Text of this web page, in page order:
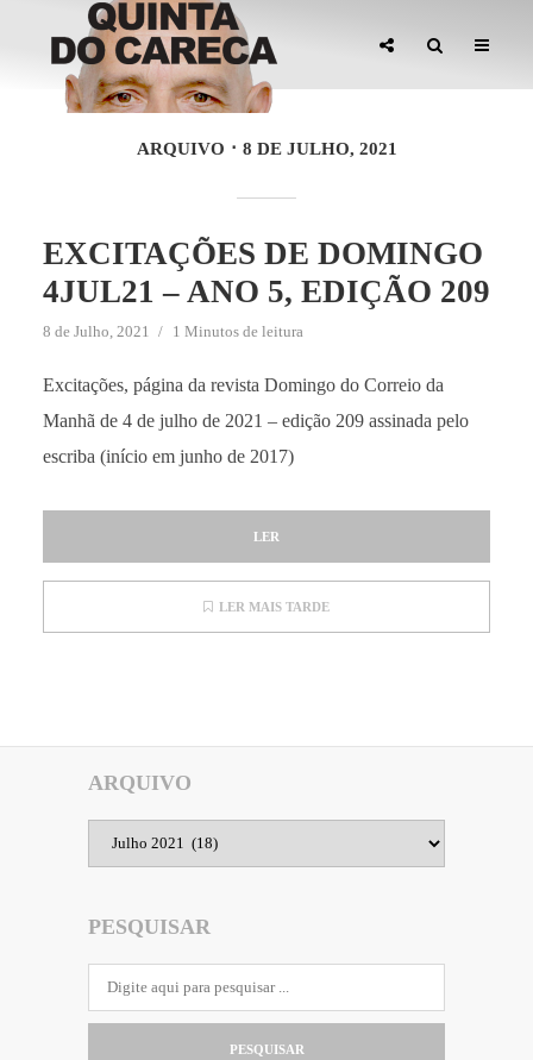
ARQUIVO 8 DE JULHO, 2021
EXCITAÇÕES DE DOMINGO
4JUL21 – ANO 5, EDIÇÃO 209
8 de Julho, 2021 1 Minutos de leitura
Excitações, página da revista Domingo do Correio da
Manhã de 4 de julho de 2021 – edição 209 assinada pelo
escriba (início em junho de 2017)
LER
LER MAIS TARDE
ARQUIVO
PESQUISAR
PESQUISAR